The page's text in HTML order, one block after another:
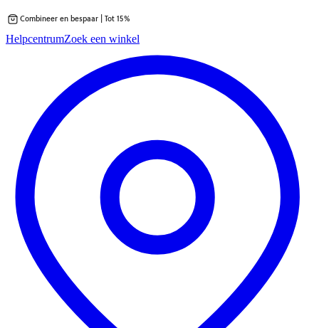
direct
Combineer en bespaar | Tot 15%
HelpcentrumZoek een winkel